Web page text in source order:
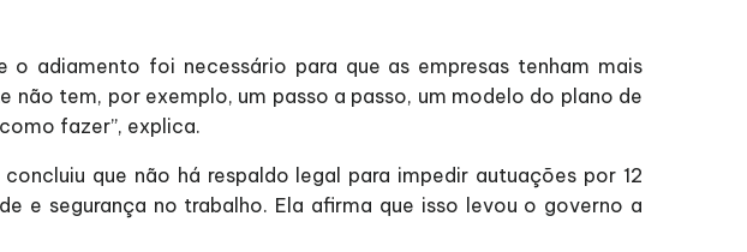
adiamento foi necessário para que as empresas tenham mais
tem, por exemplo, um passo a passo, um modelo do plano de
fazer”, explica.
que não há respaldo legal para impedir autuações por 12
e segurança no trabalho. Ela afirma que isso levou o governo a